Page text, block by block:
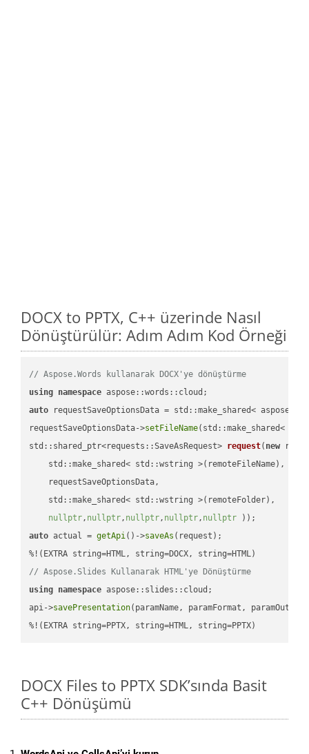
DOCX to PPTX, C++ üzerinde Nasıl
Dönüştürülür: Adım Adım Kod Örneği
// Aspose.Words kullanarak DOCX'ye dönüştürme
using namespace
auto requestSaveOptionsData = std::make_shared<
requestSaveOptionsData->setFileName(std::make_shared<
std::shared_ptr<requests::SaveAsRequest> request( new
    std::make_shared< std::wstring >(remoteFileName),
    requestSaveOptionsData,
    std::make_shared< std::wstring >(remoteFolder),
nullptr, nullptr, nullptr, nullptr, nullptr ))
auto actual = getApi()->saveAs (request);
// Aspose.Slides Kullanarak HTML'ye Dönüştürme
using namespace aspose::slides::cloud;
api->savePresentation(paramName, paramFormat,
%!(EXTRA string=PPTX, string=HTML, string=PPTX)
DOCX Files to PPTX SDK’sında Basit
C++ Dönüşümü